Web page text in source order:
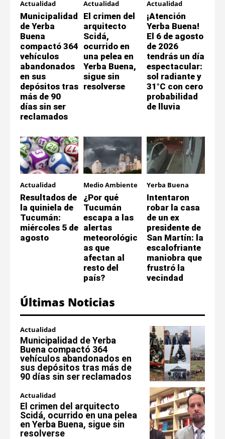
Actualidad
Municipalidad
de Yerba
Buena
compactó 364
vehículos
abandonados
en sus
depósitos tras
más de 90
días sin ser
reclamados
Actualidad
El crimen del
arquitecto
Scidá,
ocurrido en
una pelea en
Yerba Buena,
sigue sin
resolverse
Actualidad
¡Atención
Yerba Buena!
El 6 de agosto
de 2026
tendrás un día
espectacular:
sol radiante y
31°C con cero
probabilidad
de lluvia
Actualidad
Resultados de
la quiniela de
Tucumán:
miércoles 5 de
agosto
Medio Ambiente
¿Por qué
Tucumán
escapa a las
alertas
meteorológic
as que
afectan al
resto del
país?
Yerba Buena
Intentaron
robar la casa
de un ex
presidente de
San Martín: la
escalofriante
maniobra que
frustró la
vecindad
Últimas Noticias
Actualidad
Municipalidad de Yerba
Buena compactó 364
vehículos abandonados en
sus depósitos tras más de
90 días sin ser reclamados
Actualidad
El crimen del arquitecto
Scidá, ocurrido en una pelea
en Yerba Buena, sigue sin
resolverse